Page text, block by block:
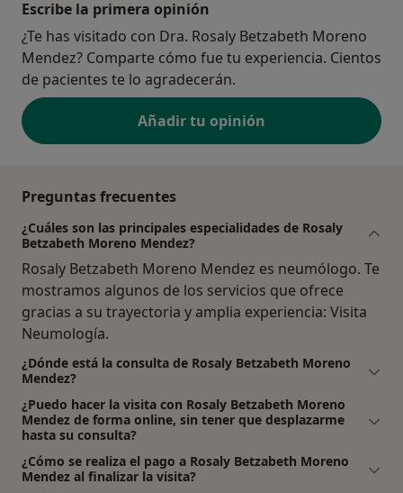
Escribe la primera opinión
¿Te has visitado con Dra. Rosaly Betzabeth Moreno
Mendez? Comparte cómo fue tu experiencia. Cientos
de pacientes te lo agradecerán.
Añadir tu opinión
Preguntas frecuentes
¿Cuáles son las principales especialidades de Rosaly
Betzabeth Moreno Mendez?
Rosaly Betzabeth Moreno Mendez es neumólogo. Te
mostramos algunos de los servicios que ofrece
gracias a su trayectoria y amplia experiencia: Visita
Neumología.
¿Dónde está la consulta de Rosaly Betzabeth Moreno
Mendez?
¿Puedo hacer la visita con Rosaly Betzabeth Moreno
Mendez de forma online, sin tener que desplazarme
hasta su consulta?
¿Cómo se realiza el pago a Rosaly Betzabeth Moreno
Mendez al finalizar la visita?